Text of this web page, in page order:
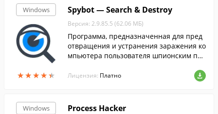
Windows
★★★★★
★★★★★
Spybot — Search & Destroy
Версия: 2.9.85.5 (62.06 МБ)
Программа, предназначенная для пред
отвращения и устранения заражения ко
мпьютера пользователя шпионским про
Лицензия: Платно
Windows Process Hacker